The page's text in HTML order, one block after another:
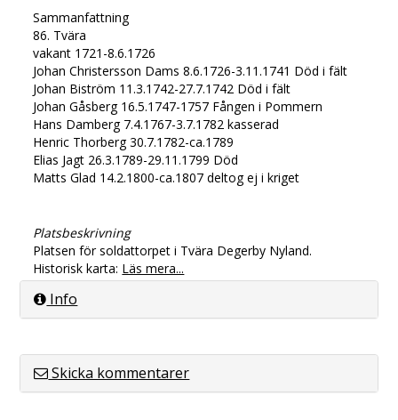
Sammanfattning
86. Tvära
vakant 1721-8.6.1726
Johan Christersson Dams 8.6.1726-3.11.1741 Död i fält
Johan Biström 11.3.1742-27.7.1742 Död i fält
Johan Gåsberg 16.5.1747-1757 Fången i Pommern
Hans Damberg 7.4.1767-3.7.1782 kasserad
Henric Thorberg 30.7.1782-ca.1789
Elias Jagt 26.3.1789-29.11.1799 Död
Matts Glad 14.2.1800-ca.1807 deltog ej i kriget
Platsbeskrivning
Platsen för soldattorpet i Tvära Degerby Nyland.
Historisk karta: Läs mera...
Info
Skicka kommentarer